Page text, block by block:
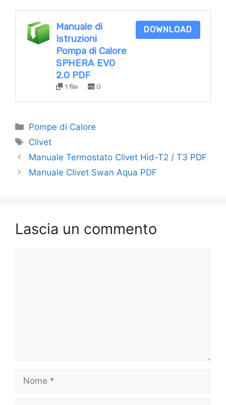
Manuale di
Istruzioni
Pompa di Calore
SPHERA EVO
2.0 PDF
1 file 0
DOWNLOAD
Categorie
Pompe di Calore
Tag
Clivet
Manuale Termostato Clivet Hid-T2 / T3 PDF
Manuale Clivet Swan Aqua PDF
Lascia un commento